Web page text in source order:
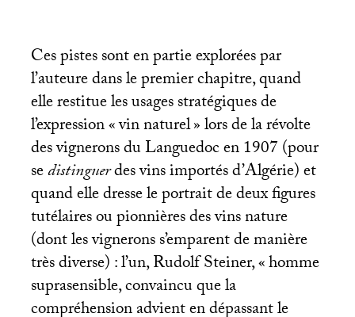
Ces pistes sont en partie explorées par
l’auteure dans le premier chapitre, quand
elle restitue les usages stratégiques de
l’expression «vin naturel» lors de la révolte
des vignerons du Languedoc en 1907 (pour
sedistinguerdes vins importés d’Algérie) et
quand elle dresse le portrait de deux figures
tutélaires ou pionnières des vins nature
(dont les vignerons s’emparent de manière
très diverse) : l’un, Rudolf Steiner, «homme
suprasensible, convaincu que la
compréhension advient en dépassant le